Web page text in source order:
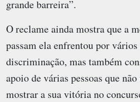
grande barreira”.
O reclame ainda mostra que a
passam ela enfrentou por
discriminação, mas também
apoio de várias pessoas que
mostrar a sua vitória no